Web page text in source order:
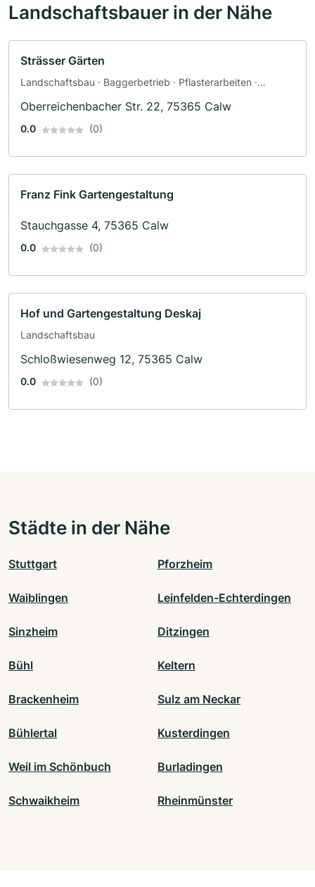
Landschaftsbauer in der Nähe
Strässer Gärten
Landschaftsbau · Baggerbetrieb · Pflasterarbeiten ·
Oberreichenbacher Str. 22, 75365 Calw
0.0 (0)
Franz Fink Gartengestaltung
Stauchgasse 4, 75365 Calw
0.0 (0)
Hof und Gartengestaltung Deskaj
Landschaftsbau
Schloßwiesenweg 12, 75365 Calw
0.0 (0)
Städte in der Nähe
Stuttgart Pforzheim
Waiblingen Leinfelden-Echterdingen
Sinzheim Ditzingen
Bühl Keltern
Brackenheim Sulz am Neckar
Bühlertal Kusterdingen
Weil im Schönbuch Burladingen
Schwaikheim Rheinmünster